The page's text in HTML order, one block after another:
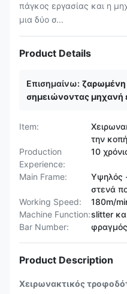
πάγκος εργασίας και η
μια δύο σ...
Product Details
Επισημαίνω:
σημειώνοντας μηχανή
Item:
την
Production
Experience:
10
Main Frame:
Υψηλός
στενά
Working Speed:
180m/
Machine Function:slitter
Bar Number:
Product Description
Χειρωνακτικός